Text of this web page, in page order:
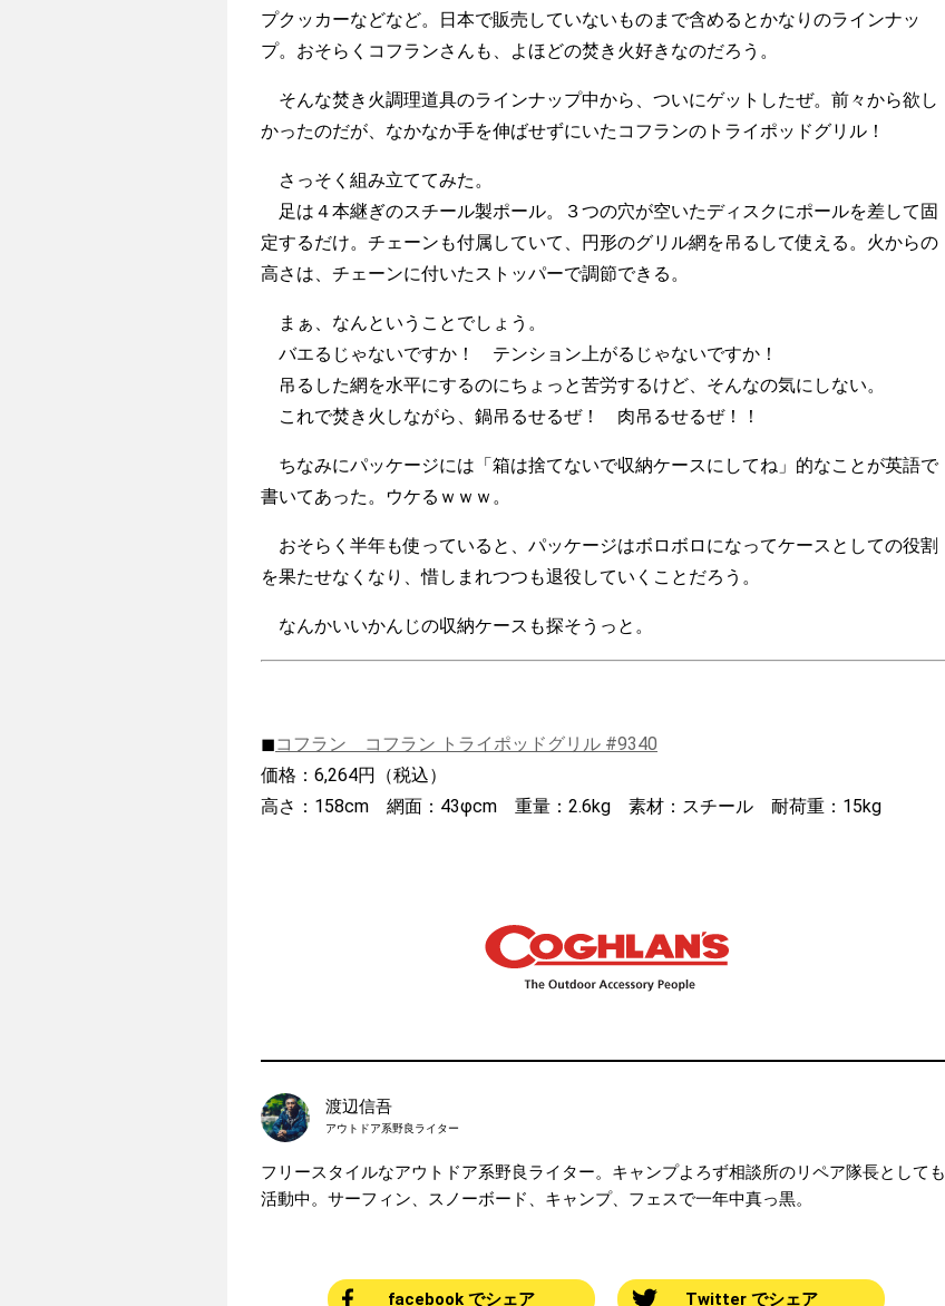
プクッカーなどなど。日本で販売していないものまで含めるとかなりのラインナッ
プ。おそらくコフランさんも、よほどの焚き火好きなのだろう。
そんな焚き火調理道具のラインナップ中から、ついにゲットしたぜ。前々から欲し
かったのだが、なかなか手を伸ばせずにいたコフランのトライポッドグリル！
さっそく組み立ててみた。
足は４本継ぎのスチール製ポール。３つの穴が空いたディスクにポールを差して固
定するだけ。チェーンも付属していて、円形のグリル網を吊るして使える。火からの
高さは、チェーンに付いたストッパーで調節できる。
まぁ、なんということでしょう。
バエるじゃないですか！ テンション上がるじゃないですか！
吊るした網を水平にするのにちょっと苦労するけど、そんなの気にしない。
これで焚き火しながら、鍋吊るせるぜ！ 肉吊るせるぜ！！
ちなみにパッケージには「箱は捨てないで収納ケースにしてね」的なことが英語で
書いてあった。ウケるｗｗｗ。
おそらく半年も使っていると、パッケージはボロボロになってケースとしての役割
を果たせなくなり、惜しまれつつも退役していくことだろう。
なんかいいかんじの収納ケースも探そうっと。
◼︎コフラン コフラン トライポッドグリル #9340
価格：6,264円（税込）
高さ：158cm 網面：43φcm 重量：2.6kg 素材：スチール 耐荷重：15kg
渡辺信吾
アウトドア系野良ライター
フリースタイルなアウトドア系野良ライター。キャンプよろず相談所のリペア隊長としても
活動中。サーフィン、スノーボード、キャンプ、フェスで一年中真っ黒。
facebook でシェア Twitter でシェア
渡辺信吾
アウトドア系野良ライター